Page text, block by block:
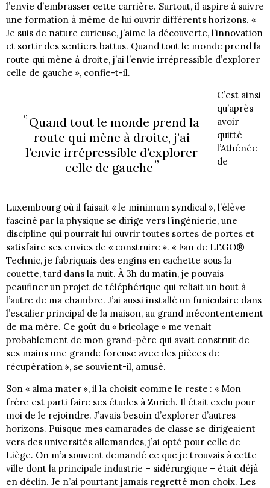
l’envie d’embrasser cette carrière. Surtout, il aspire à suivre
une formation à même de lui ouvrir différents horizons. «
Je suis de nature curieuse, j’aime la découverte, l’innovation
et sortir des sentiers battus. Quand tout le monde prend la
route qui mène à droite, j’ai l’envie irrépressible d’explorer
celle de gauche », confie-t-il.
Quand tout le monde prend la
route qui mène à droite, j’ai
l’envie irrépressible d’explorer
celle de gauche
C’est ainsi
qu’après
avoir
quitté
l’Athénée
de
Luxembourg où il faisait « le minimum syndical », l’élève
fasciné par la physique se dirige vers l’ingénierie, une
discipline qui pourrait lui ouvrir toutes sortes de portes et
satisfaire ses envies de « construire ». « Fan de LEGO®
Technic, je fabriquais des engins en cachette sous la
couette, tard dans la nuit. À 3h du matin, je pouvais
peaufiner un projet de téléphérique qui reliait un bout à
l’autre de ma chambre. J’ai aussi installé un funiculaire dans
l’escalier principal de la maison, au grand mécontentement
de ma mère. Ce goût du « bricolage » me venait
probablement de mon grand-père qui avait construit de
ses mains une grande foreuse avec des pièces de
récupération », se souvient-il, amusé.
Son « alma mater », il la choisit comme le reste : « Mon
frère est parti faire ses études à Zurich. Il était exclu pour
moi de le rejoindre. J’avais besoin d’explorer d’autres
horizons. Puisque mes camarades de classe se dirigeaient
vers des universités allemandes, j’ai opté pour celle de
Liège. On m’a souvent demandé ce que je trouvais à cette
ville dont la principale industrie – sidérurgique – était déjà
en déclin. Je n’ai pourtant jamais regretté mon choix. Les